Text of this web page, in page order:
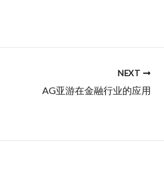
NEXT
AG亚游在金融行业的应用